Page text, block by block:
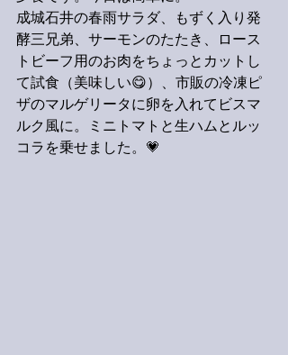
成城石井の春雨サラダ、もずく入り発
酵三兄弟、サーモンのたたき、ロース
トビーフ用のお肉をちょっとカットし
て試食（美味しい😋）、市販の冷凍ピ
ザのマルゲリータに卵を入れてビスマ
ルク風に。ミニトマトと生ハムとルッ
コラを乗せました。💗